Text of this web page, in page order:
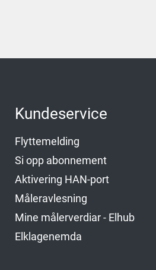
Kundeservice
Flyttemelding
Si opp abonnement
Aktivering HAN-port
Måleravlesning
Mine målerverdiar - Elhub
Elklagenemda